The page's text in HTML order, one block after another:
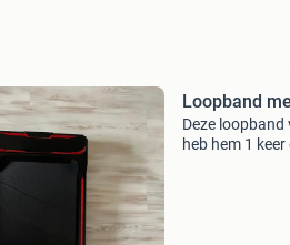
Loopband
Deze
heb hem 1